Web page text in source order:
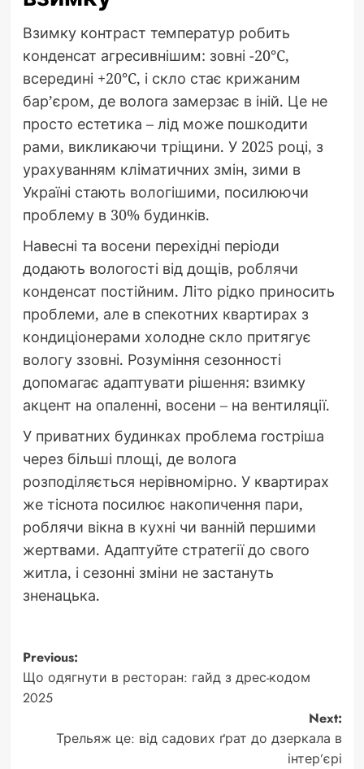
Взимку контраст температур робить
конденсат агресивнішим: зовні -20°C,
всередині +20°C, і скло стає крижаним
бар’єром, де волога замерзає в іній. Це не
просто естетика – лід може пошкодити
рами, викликаючи тріщини. У 2025 році, з
урахуванням кліматичних змін, зими в
Україні стають вологішими, посилюючи
проблему в 30% будинків.
Навесні та восени перехідні періоди
додають вологості від дощів, роблячи
конденсат постійним. Літо рідко приносить
проблеми, але в спекотних квартирах з
кондиціонерами холодне скло притягує
вологу ззовні. Розуміння сезонності
допомагає адаптувати рішення: взимку
акцент на опаленні, восени – на вентиляції.
У приватних будинках проблема гостріша
через більші площі, де волога
розподіляється нерівномірно. У квартирах
же тіснота посилює накопичення пари,
роблячи вікна в кухні чи ванній першими
жертвами. Адаптуйте стратегії до свого
житла, і сезонні зміни не застануть
зненацька.
Post
navigation
Previous:
Що одягнути в ресторан: гайд з дрес-кодом
2025
Next:
Трельяж це: від садових ґрат до дзеркала в
інтер’єрі